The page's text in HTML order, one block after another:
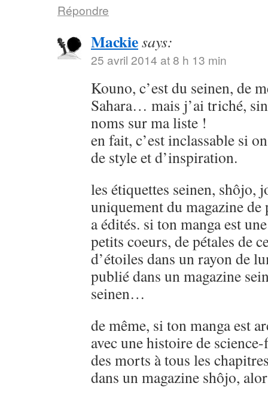
Répondre
Mackiesays:
25 avril 2014 at 8 h 13 min
Kouno, c’est du seinen, de
Sahara… mais j’ai triché,
noms sur ma liste !
en fait, c’est inclassable si
de style et d’inspiration.
les étiquettes seinen, shôjo,
uniquement du magazine
a édités. si ton manga est
petits coeurs, de pétales de
d’étoiles dans un rayon de
publié dans un magazine
seinen…
de même, si ton manga est
avec une histoire de
des morts à tous les
dans un magazine shôjo,